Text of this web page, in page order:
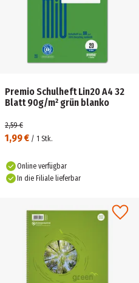
Premio Schulheft Lin20 A4 32
Blatt 90g/m² grün blanko
1,99 € / 1 Stk.
2,59 €
Online verfügbar
In die Filiale lieferbar